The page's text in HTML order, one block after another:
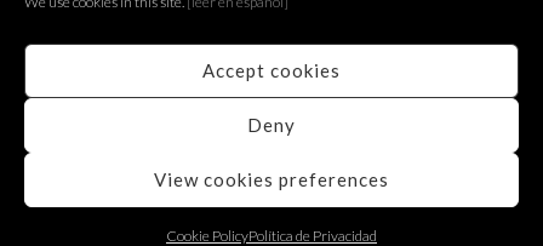
Accept cookies
Deny
View cookies preferences
Cookie PolicyPolítica de Privacidad
BACK